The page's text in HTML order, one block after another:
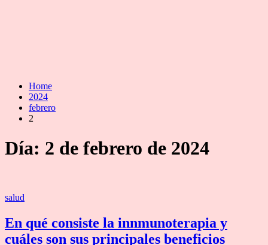
Home
2024
febrero
2
Día: 2 de febrero de 2024
Categories
salud
En qué consiste la innmunoterapia y
cuáles son sus principales beneficios